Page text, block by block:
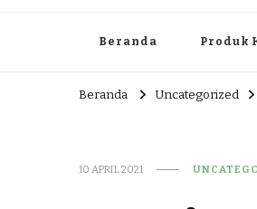
Beranda Produk
Beranda Uncategorized
10 APRIL 2021